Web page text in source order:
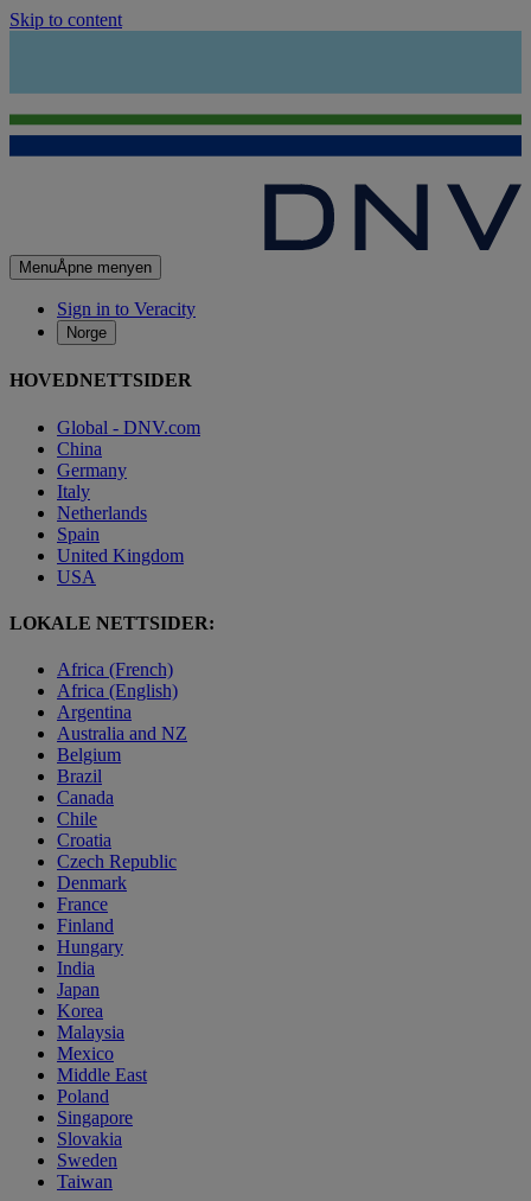
Skip to content
MenuÅpne menyen
Sign in to Veracity
Norge
HOVEDNETTSIDER
Global - DNV.com
China
Germany
Italy
Netherlands
Spain
United Kingdom
USA
LOKALE NETTSIDER:
Africa (French)
Africa (English)
Argentina
Australia and NZ
Belgium
Brazil
Canada
Chile
Croatia
Czech Republic
Denmark
France
Finland
Hungary
India
Japan
Korea
Malaysia
Mexico
Middle East
Poland
Singapore
Slovakia
Sweden
Taiwan